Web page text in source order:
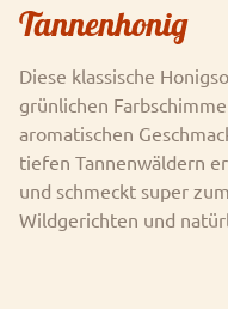
Tannenhonig
Diese klassische
grünlichen
aromatischen
tiefen Tannenwäldern
und schmeckt super
Wildgerichten und